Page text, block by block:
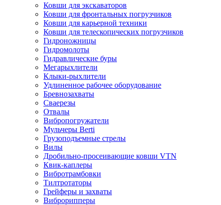
Ковши для экскаваторов
Ковши для фронтальных погрузчиков
Ковши для карьерной техники
Ковши для телескопических погрузчиков
Гидроножницы
Гидромолоты
Гидравлические буры
Мегарыхлители
Клыки-рыхлители
Удлиненное рабочее оборудование
Бревнозахваты
Сваерезы
Отвалы
Вибропогружатели
Мульчеры Berti
Грузоподъемные стрелы
Вилы
Дробильно-просеивающие ковши VTN
Квик-каплеры
Вибротрамбовки
Тилтротаторы
Грейферы и захваты
Виброрипперы